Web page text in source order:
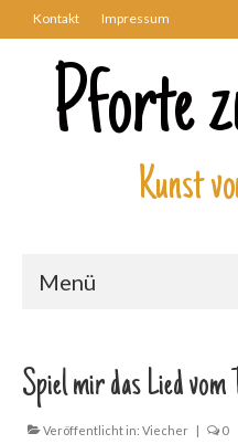
Kontakt Impressum
Pforte
Kunst
Menü
Kunstwerke
Biblisch
Spiel mir das Lied vom
Veröffentlicht in: Viecher | 0